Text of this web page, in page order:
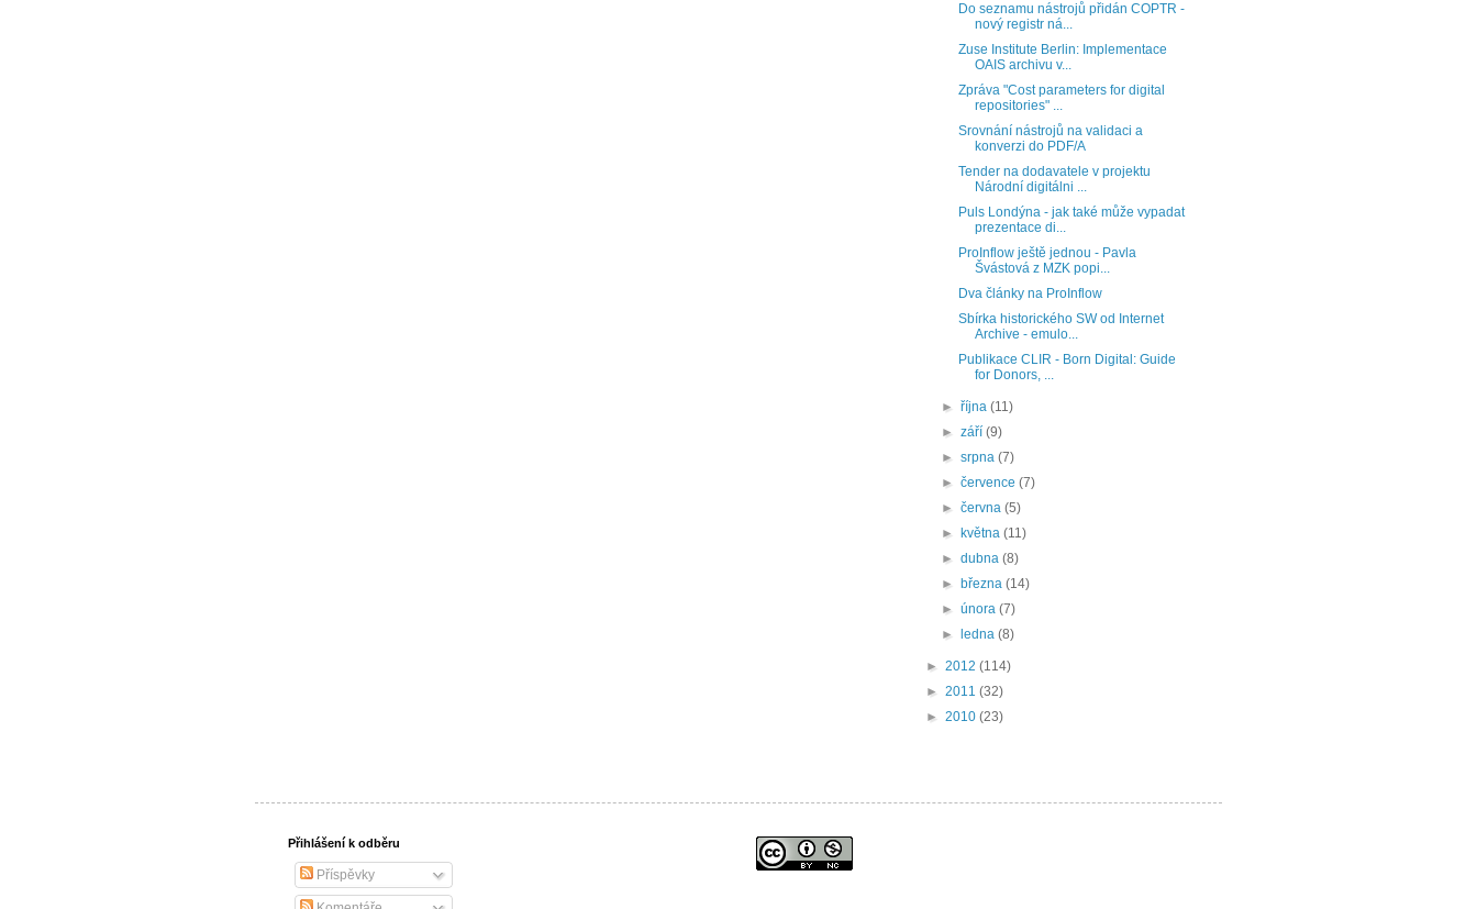
Do seznamu nástrojů přidán COPTR -
nový registr ná...
Zuse Institute Berlin: Implementace
OAIS archivu v...
Zpráva "Cost parameters for digital
repositories" ...
Srovnání nástrojů na validaci a
konverzi do PDF/A
Tender na dodavatele v projektu
Národní digitálni ...
Puls Londýna - jak také může vypadat
prezentace di...
ProInflow ještě jednou - Pavla
Švástová z MZK popi...
Dva články na ProInflow
Sbírka historického SW od Internet
Archive - emulo...
Publikace CLIR - Born Digital: Guide
for Donors, ...
►října(11)
►září(9)
►srpna(7)
►července(7)
►června(5)
►
května(11)
►dubna(8)
► března(14)
►února(7)
►
ledna(8)
► 2012 (114)
► 2011 (32)
► 2010 (23)
Přihlášení k odběru
Příspěvky